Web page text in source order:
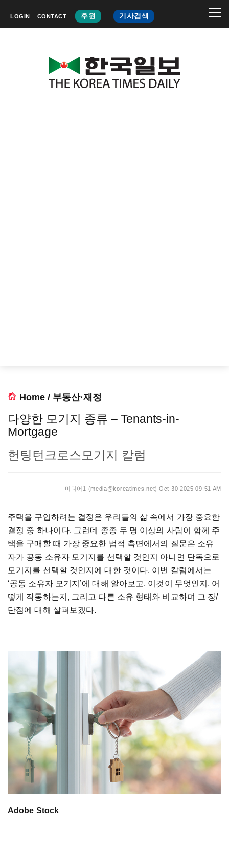
LOGIN CONTACT 후원 기사검색
Home / 부동산·재정
다양한 모기지 종류 – Tenants-in-
Mortgage
헌팅턴크로스모기지 칼럼
미디어1 (media@koreatimes.net) Oct 30 2025 09:51 AM
주택을 구입하려는 결정은 우리들의 삶 속에서 가장 중요한
결정 중 하나이다. 그런데 종종 두 명 이상의 사람이 함께 주
택을 구매할 때 가장 중요한 법적 측면에서의 질문은 소유
자가 공동 소유자 모기지를 선택할 것인지 아니면 단독으로
모기지를 선택할 것인지에 대한 것이다. 이번 칼럼에서는
‘공동 소유자 모기지’에 대해 알아보고, 이것이 무엇인지, 어
떻게 작동하는지, 그리고 다른 소유 형태와 비교하며 그 장/
단점에 대해 살펴보겠다.
Adobe Stock